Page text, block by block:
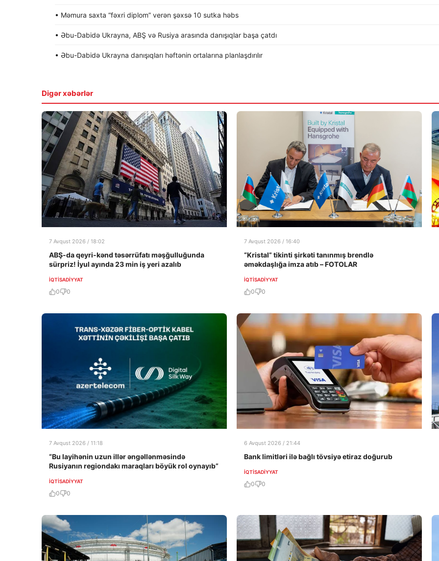
• Məmura saxta “fəxri diplom” verən şəxsə 10 sutka həbs
• Əbu-Dabidə Ukrayna, ABŞ və Rusiya arasında danışıqlar başa çatdı
• Əbu-Dabidə Ukrayna danışıqları həftənin ortalarına planlaşdırılır
Digər xəbərlər
7 Avqust 2026 / 18:02
ABŞ-da qeyri-kənd təsərrüfatı məşğulluğunda
sürpriz! İyul ayında 23 min iş yeri azalıb
İQTISADIYYAT
0 0
7 Avqust 2026 / 16:40
“Kristal” tikinti şirkəti tanınmış brendlə
əməkdaşlığa imza atıb – FOTOLAR
İQTISADIYYAT
0 0
7 Avqust 2026 / 11:18
“Bu layihənin uzun illər əngəllənməsində
Rusiyanın regiondakı maraqları böyük rol oynayıb”
İQTISADIYYAT
0 0
6 Avqust 2026 / 21:44
Bank limitləri ilə bağlı tövsiyə etiraz doğurub
İQTISADIYYAT
0 0